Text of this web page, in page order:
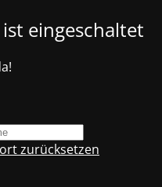
eingeschaltet
zurücksetzen